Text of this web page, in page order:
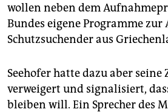
wollen neben dem
Bundes eigene Programme zur
Schutzsuchender aus
Seehofer hatte dazu aber
verweigert und signalisiert,
bleiben will. Ein Sprecher des